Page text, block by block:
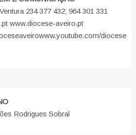
234 377 432; 964 301 331
www.diocese-aveiro.pt
www.youtube.com/diocese
Rodrigues Sobral